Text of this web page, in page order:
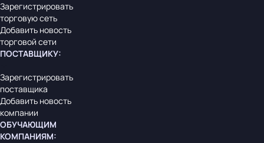
Зарегистрировать
торговую сеть
Добавить новость
торговой сети
ПОСТАВЩИКУ:
Зарегистрировать
поставщика
Добавить новость
компании
ОБУЧАЮЩИМ
КОМПАНИЯМ: